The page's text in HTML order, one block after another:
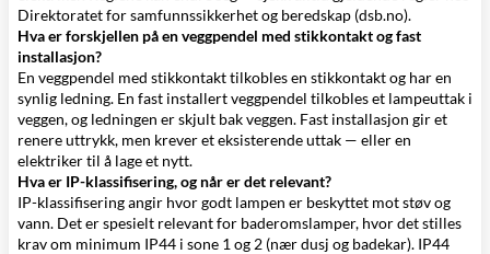
Direktoratet for samfunnssikkerhet og beredskap (dsb.no).
Hva er forskjellen på en veggpendel med stikkontakt og fast
installasjon?
En veggpendel med stikkontakt tilkobles en stikkontakt og har en
synlig ledning. En fast installert veggpendel tilkobles et lampeuttak i
veggen, og ledningen er skjult bak veggen. Fast installasjon gir et
renere uttrykk, men krever et eksisterende uttak — eller en
elektriker til å lage et nytt.
Hva er IP-klassifisering, og når er det relevant?
IP-klassifisering angir hvor godt lampen er beskyttet mot støv og
vann. Det er spesielt relevant for baderomslamper, hvor det stilles
krav om minimum IP44 i sone 1 og 2 (nær dusj og badekar). IP44